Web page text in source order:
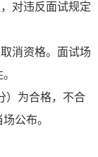
对违反面试规定
消资格。面试场
为合格，不合
公布。